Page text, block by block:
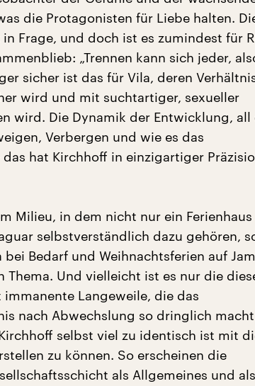
die Protagonisten für Liebe halten.
Frage, und doch ist es zumindest für
„Trennen kann sich jeder,
sicher ist das für Vila, deren
wird und mit suchtartiger, sexueller
wird. Die Dynamik der Entwicklung, all
Verbergen und wie es das
hat Kirchhoff in einzigartiger
Milieu, in dem nicht nur ein Ferienhaus
selbstverständlich dazu gehören,
Bedarf und Weihnachtsferien auf
Thema. Und vielleicht ist es nur die
Langeweile, die das
nach Abwechslung so dringlich
selbst viel zu identisch ist mit
zu können. So erscheinen die
als Allgemeines und als